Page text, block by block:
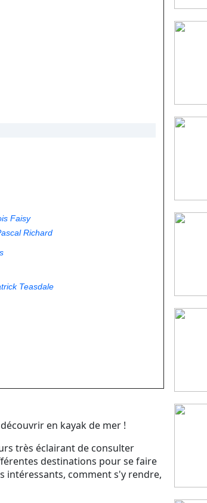
Faisy
Richard
Teasdale
en kayak de mer !
très éclairant de consulter
destinations pour se faire
intéressants, comment s'y rendre,